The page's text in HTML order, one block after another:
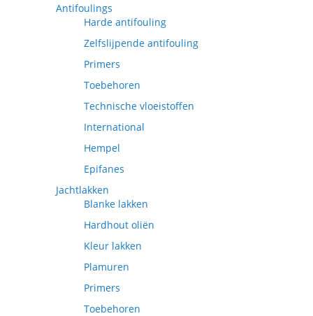
Antifoulings
Harde antifouling
Zelfslijpende antifouling
Primers
Toebehoren
Technische vloeistoffen
International
Hempel
Epifanes
Jachtlakken
Blanke lakken
Hardhout oliën
Kleur lakken
Plamuren
Primers
Toebehoren